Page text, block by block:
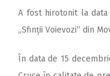
A fost hirotonit la data
„Sfinții Voievozi“ din
În data de 15